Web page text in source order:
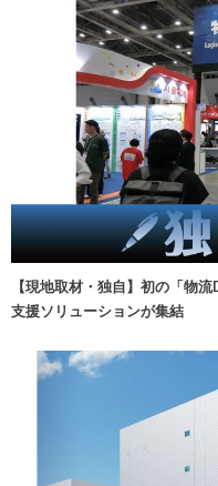
【現地取材・独自】初の「物
支援ソリューションが集結